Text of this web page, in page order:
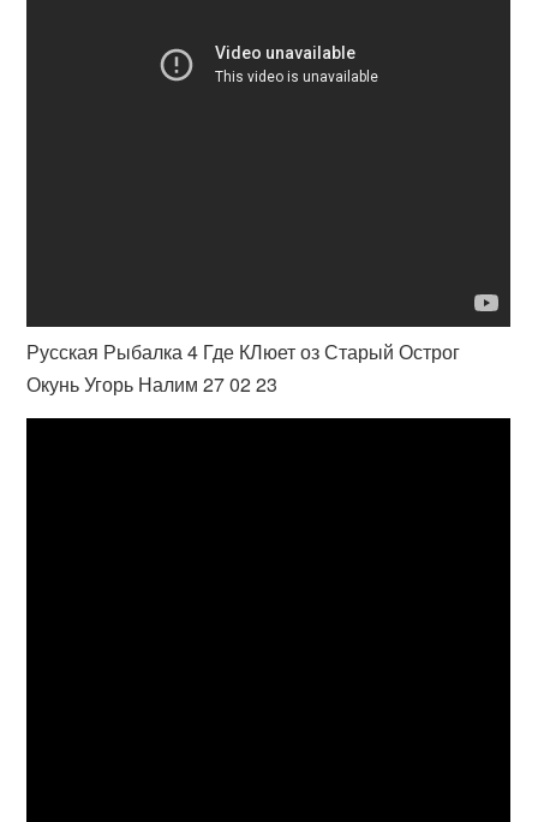
Русская Рыбалка 4 Где КЛюет оз Старый Острог
Окунь Угорь Налим 27 02 23